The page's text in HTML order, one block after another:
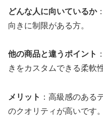
どんな人に向いているか
向きに制限がある方。
他の商品と違うポイント
きをカスタムできる柔軟
メリット ：高級感のある
のクオリティが高いです。